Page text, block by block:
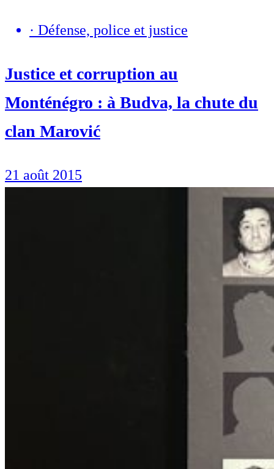
· Défense, police et justice
Justice et corruption au
Monténégro : à Budva, la chute du
clan Marović
21 août 2015